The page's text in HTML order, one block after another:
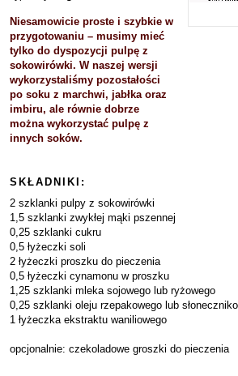
Niesamowicie proste i szybkie w
przygotowaniu – musimy mieć
tylko do dyspozycji pulpę z
sokowirówki. W naszej wersji
wykorzystaliśmy pozostałości
po soku z marchwi, jabłka oraz
imbiru, ale równie dobrze
można wykorzystać pulpę z
innych soków.
SKŁADNIKI:
2 szklanki pulpy z sokowirówki
1,5 szklanki zwykłej mąki pszennej
0,25 szklanki cukru
0,5 łyżeczki soli
2 łyżeczki proszku do pieczenia
0,5 łyżeczki cynamonu w proszku
1,25 szklanki mleka sojowego lub ryżowego
0,25 szklanki oleju rzepakowego lub
1 łyżeczka ekstraktu waniliowego
opcjonalnie: czekoladowe groszki do pieczenia